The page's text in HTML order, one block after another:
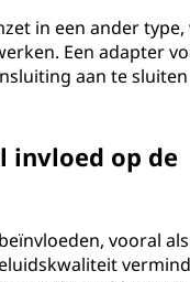
in een ander
Een adapter
aan te
invloed op de
vooral